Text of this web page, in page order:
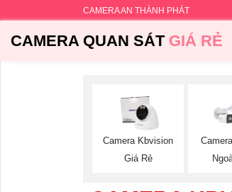
CAMERA AN THÀNH PHÁT
CAMERA QUAN SÁTGIÁ RẺ
Camera Kbvision
Giá Rẻ